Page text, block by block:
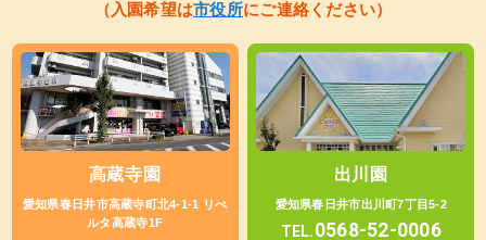
（入園希望は市役所にご連絡ください）
高蔵寺園
愛知県春日井市高蔵寺町北4-1-1 リべ
ルタ高蔵寺1F
出川園
愛知県春日井市出川町7丁目5-2
TEL.0568-52-0006